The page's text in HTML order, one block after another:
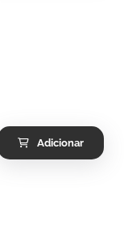
Adicionar